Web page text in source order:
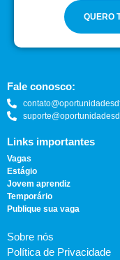
QUERO
Fale conosco:
Links importantes
Vagas
Estágio
Jovem aprendiz
Temporário
Publique sua vaga
Sobre nós
Política de Privacidade